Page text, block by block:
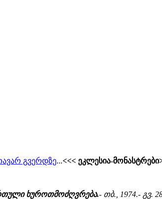
გვერდზე...<<< ეკლესია-
ხუროთმოძღვრება.- თბ., 1974.- გვ.